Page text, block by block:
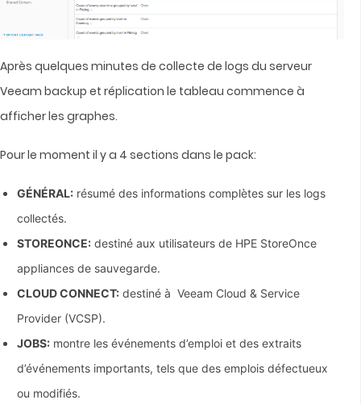
Après quelques minutes de collecte de logs du serveur
Veeam backup et réplication le tableau commence à
afficher les graphes.
Pour le moment il y a 4 sections dans le pack:
GÉNÉRAL: résumé des informations complètes sur les logs
collectés.
STOREONCE: destiné aux utilisateurs de HPE StoreOnce
appliances de sauvegarde.
CLOUD CONNECT: destiné à Veeam Cloud & Service
Provider (VCSP).
JOBS: montre les événements d’emploi et des extraits
d’événements importants, tels que des emplois défectueux
ou modifiés.